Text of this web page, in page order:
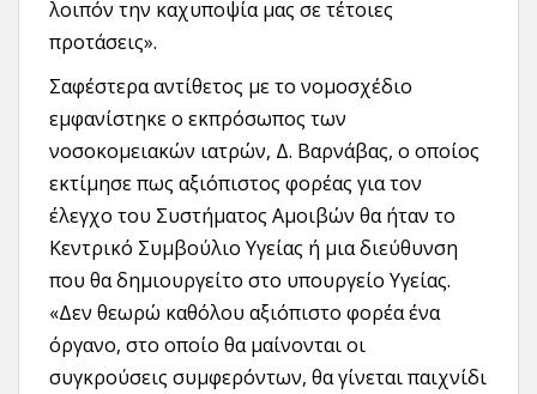
λοιπόν την καχυποψία μας σε τέτοιες
προτάσεις».
Σαφέστερα αντίθετος με το νομοσχέδιο
εμφανίστηκε ο εκπρόσωπος των
νοσοκομειακών ιατρών, Δ. Βαρνάβας, ο οποίος
εκτίμησε πως αξιόπιστος φορέας για τον
έλεγχο του Συστήματος Αμοιβών θα ήταν το
Κεντρικό Συμβούλιο Υγείας ή μια διεύθυνση
που θα δημιουργείτο στο υπουργείο Υγείας.
«Δεν θεωρώ καθόλου αξιόπιστο φορέα ένα
όργανο, στο οποίο θα μαίνονται οι
συγκρούσεις συμφερόντων, θα γίνεται παιχνίδι